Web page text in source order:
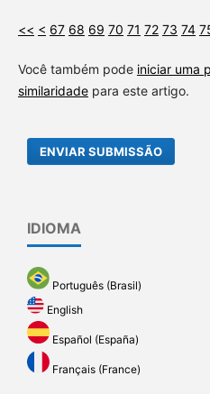
<< < 67 68 69 70 71 72 73 74
Você também pode iniciar uma
similaridadepara este artigo.
ENVIAR SUBMISSÃO
IDIOMA
Português (Brasil)
English
Español (España)
Français (France)